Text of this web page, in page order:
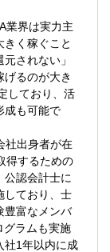
業界は実力主
く稼ぐこと
されない」
るのが大き
しており、活
成も可能で
社出身者が在
得するための
公認会計士に
しており、士
豊富なメンバ
グラムも実施
社1年以内に成